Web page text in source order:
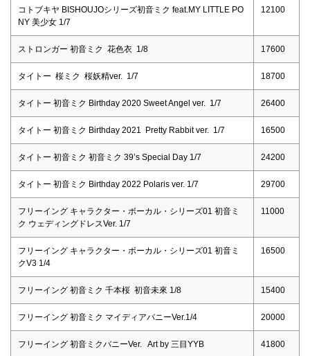
コトブキヤ BISHOUJOシリーズ初音ミク feat.MY LITTLE PO
NY 美少女 1/7
12100
ストロンガー 初音ミク 花色衣 1/8 17600
タイトー 桜ミク 桜妖精ver. 1/7 18700
タイトー 初音ミク Birthday 2020 Sweet Angel ver. 1/7 26400
タイトー 初音ミク Birthday 2021 Pretty Rabbit ver. 1/7 16500
タイトー 初音ミク 初音ミク 39’s Special Day 1/7 24200
タイトー 初音ミク Birthday 2022 Polaris ver. 1/7 29700
フリーイング キャラクター・ボーカル・シリーズ01 初音ミ
ク ウェディングドレスVer. 1/7
11000
フリーイング キャラクター・ボーカル・シリーズ01 初音ミ
クV3 1/4
16500
フリーイング 初音ミク 千本桜 初音未來 1/8 15400
フリーイング 初音ミク マイディアバニーVer.1/4 20000
フリーイング 初音ミクバニーVer. Art by 三目YYB 41800